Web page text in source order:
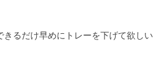
るだけ早めにトレーを下げて欲しい